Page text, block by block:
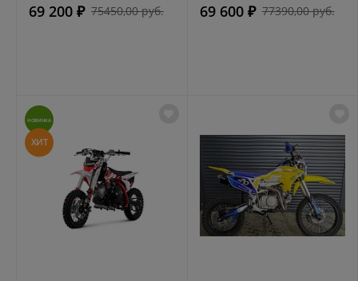
69 200 ₽ 75450,00 руб. 69 600 ₽ 77390,00 руб.
НОВИНКА
ХИТ